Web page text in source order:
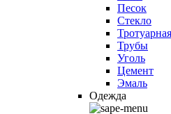
Песок
Стекло
Трубы
Уголь
Цемент
Эмаль
Одежда